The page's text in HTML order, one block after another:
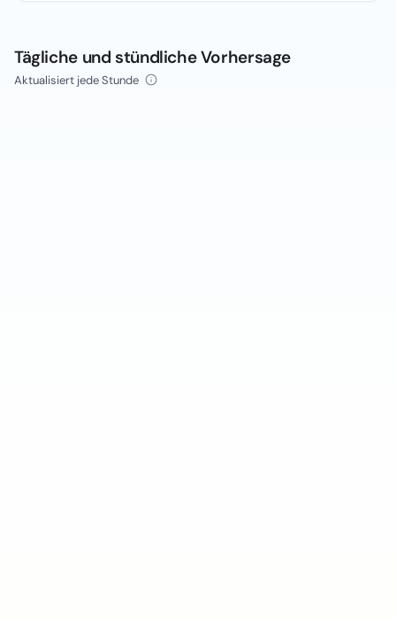
Tägliche und stündliche Vorhersage
Aktualisiert jede Stunde